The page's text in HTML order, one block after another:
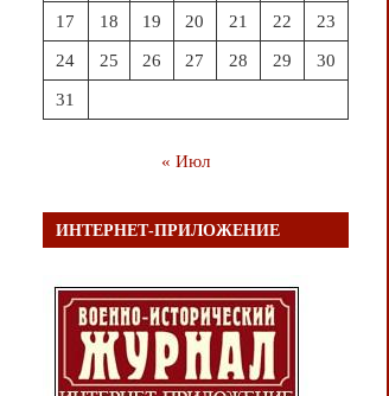
17 18 19 20 21 22 23
24 25 26 27 28 29 30
31
« Июл
ИНТЕРНЕТ-ПРИЛОЖЕНИЕ